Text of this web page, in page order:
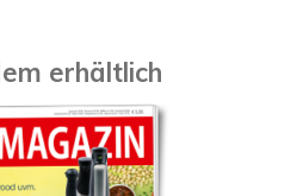
erhältlich